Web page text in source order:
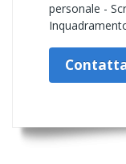
personale -